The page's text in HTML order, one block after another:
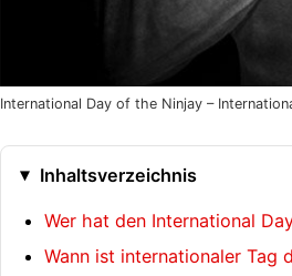
International Day of the Ninjay –
Inhaltsverzeichnis
Wer hat den International
Wann ist internationaler Tag